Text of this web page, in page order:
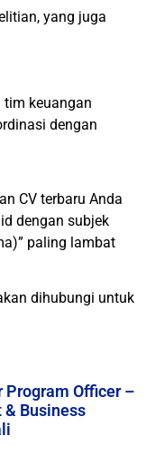
yang juga
tim keuangan
dengan
CV terbaru Anda
dengan subjek
paling lambat
dihubungi untuk
Program Officer –
& Business